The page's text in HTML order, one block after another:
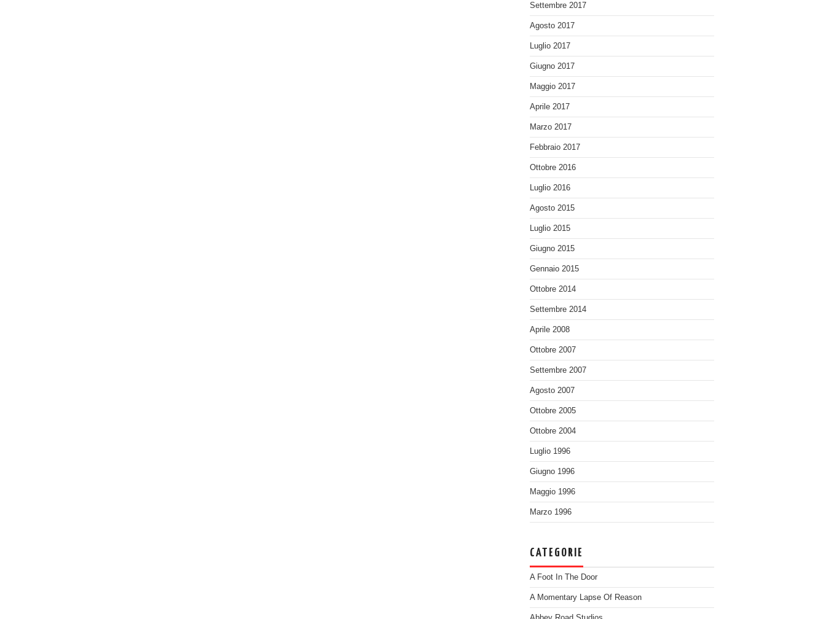
Settembre 2017
Agosto 2017
Luglio 2017
Giugno 2017
Maggio 2017
Aprile 2017
Marzo 2017
Febbraio 2017
Ottobre 2016
Luglio 2016
Agosto 2015
Luglio 2015
Giugno 2015
Gennaio 2015
Ottobre 2014
Settembre 2014
Aprile 2008
Ottobre 2007
Settembre 2007
Agosto 2007
Ottobre 2005
Ottobre 2004
Luglio 1996
Giugno 1996
Maggio 1996
Marzo 1996
CATEGORIE
A Foot In The Door
A Momentary Lapse Of Reason